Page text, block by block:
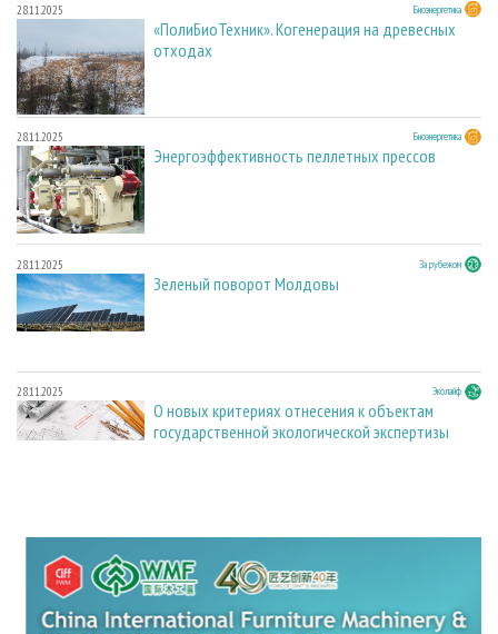
28.11.2025 Биоэнергетика
«ПолиБиоТехник». Когенерация на древесных
отходах
28.11.2025 Биоэнергетика
Энергоэффективность пеллетных прессов
28.11.2025 За рубежом
Зеленый поворот Молдовы
28.11.2025 Эколайф
О новых критериях отнесения к объектам
государственной экологической экспертизы